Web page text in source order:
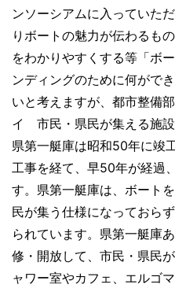
ンソーシアムに入っていた
りボートの魅力が伝わるも
をわかりやすくする等「ボ
ンディングのために何がで
いと考えますが、都市整備
イ 市民・県民が集える施
県第一艇庫は昭和50年に竣
工事を経て、早50年が経過
す。県第一艇庫は、ボート
民が集う仕様になっておら
られています。県第一艇庫
修・開放して、市民・県民
ャワー室やカフェ、エルゴ